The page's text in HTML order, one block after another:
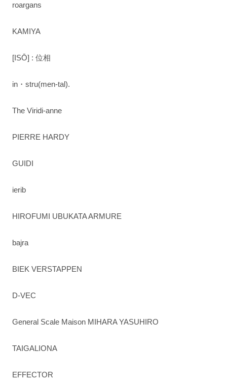
roargans
KAMIYA
[ISŌ] : 位相
in・stru(men-tal).
The Viridi-anne
PIERRE HARDY
GUIDI
ierib
HIROFUMI UBUKATA ARMURE
bajra
BIEK VERSTAPPEN
D-VEC
General Scale Maison MIHARA YASUHIRO
TAIGALIONA
EFFECTOR